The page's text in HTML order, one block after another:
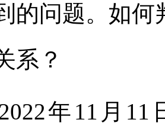
的问题。如
系？
年11月11